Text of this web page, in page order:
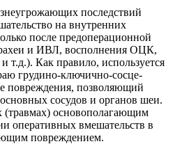
последствий
на внутренних
после предоперационной
и ИВЛ, восполнения ОЦК,
т.д.). Как правило, используется
грудино-ключично-сосце-
повреждения, позволяющий
сосудов и органов шеи.
(травмах) основополагающим
оперативных вмешательств в
повреждением.